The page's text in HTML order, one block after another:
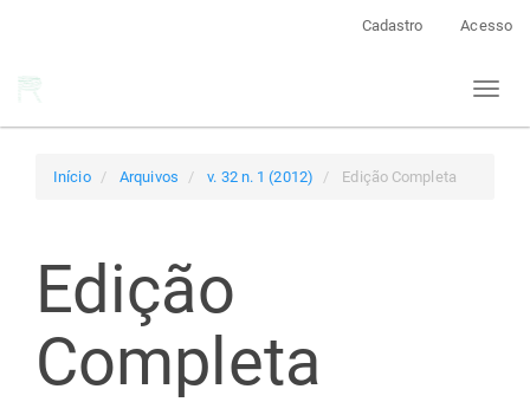
Cadastro Acesso
Toggle
Início Arquivos v. 32 n. 1 (2012) Edição Completa
Edição
Completa